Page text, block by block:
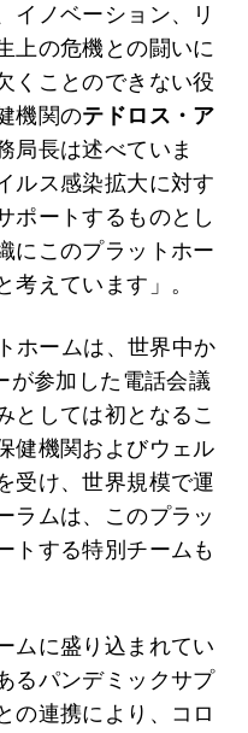
イノベーション、リ
上の危機との闘いに
くことのできない役
機関のテドロス・ア
局長は述べていま
ルス感染拡大に対す
ポートするものとし
にこのプラットホー
考えています」。
ホームは、世界中か
が参加した電話会議
としては初となるこ
健機関およびウェル
受け、世界規模で運
ラムは、このプラッ
トする特別チームも
ムに盛り込まれてい
るパンデミックサプ
の連携により、コロ